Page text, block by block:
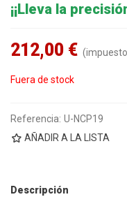
¡¡Lleva la
212,00 €
Fuera de stock
Referencia: U-NCP19
AÑADIR A LA LISTA
Descripción